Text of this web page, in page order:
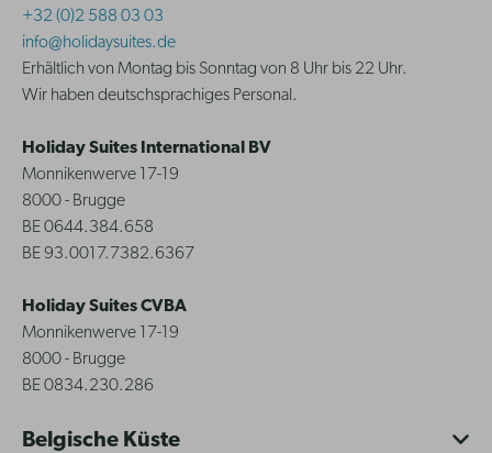
+32 (0)2 588 03 03
info@holidaysuites.de
Erhältlich von Montag bis Sonntag von 8 Uhr bis 22 Uhr.
Wir haben deutschsprachiges Personal.
Holiday Suites International BV
Monnikenwerve 17-19
8000 - Brugge
BE 0644.384.658
BE 93.0017.7382.6367
Holiday Suites CVBA
Monnikenwerve 17-19
8000 - Brugge
BE 0834.230.286
Belgische Küste